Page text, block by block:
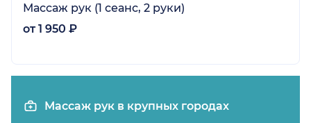
Массаж рук (1 сеанс, 2 руки)
от 1 950 ₽
Массаж рук в крупных городах